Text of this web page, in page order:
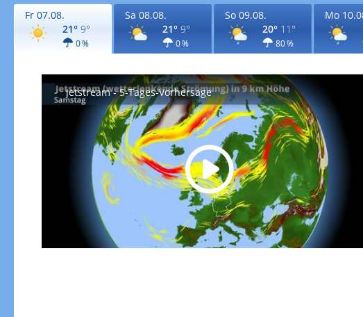
Fr 07.08.
21° 9°
0 %
Sa 08.08.
21° 9°
0 %
So 09.08.
20° 11°
80 %
Mo
Jetstream - 5-Tages-Vorhersage